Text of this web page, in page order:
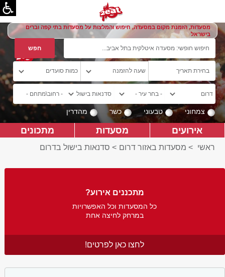
מסעדות, הזמנת מקום במסעדה, חיפוש והמלצות על מסעדות בתי קפה וברים
בישראל
צמחוני טבעוני כשר מהדרין
אירועים מסעדות מתכונים
ראשי > מסעדות באזור דרום > סדנאות בישול בדרום
מתכננים אירוע?
כל המסעדות וכל האפשרויות
במרחק לחיצה אחת
לחצו כאן לפרטים!